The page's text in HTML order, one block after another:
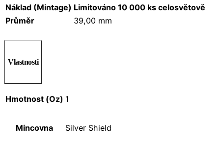
Náklad (Mintage) Limitováno 10 000 ks celosvětově
Průměr
39,00 mm
Vlastnosti
Hmotnost (Oz) 1
Mincovna Silver Shield